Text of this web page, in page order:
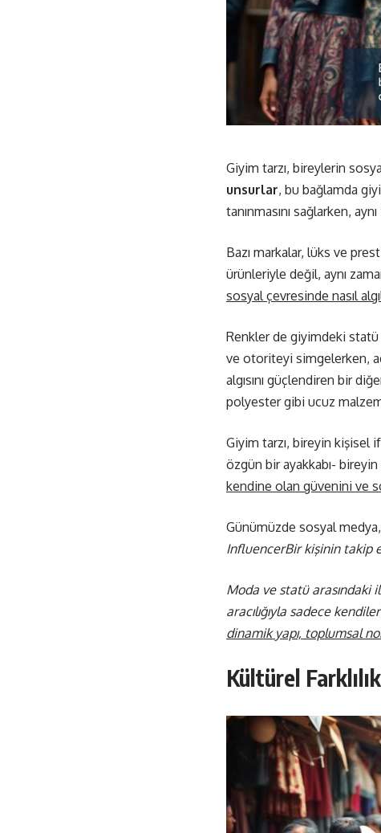
Giyim tarzı, bireylerin
unsurlar, bu bağlamda
tanınmasını sağlarken,
Bazı markalar, lüks ve
ürünleriyle değil, aynı
sosyal çevresinde nasıl
Renkler de giyimdeki statü
ve otoriteyi simgelerken,
algısını güçlendiren bir
polyester gibi ucuz
Giyim tarzı, bireyin kişisel
özgün bir ayakkabı-
kendine olan güvenini ve
Günümüzde sosyal
InfluencerBir kişinin takip
Moda ve statü arasındaki
aracılığıyla sadece
dinamik yapı, toplumsal
Kültürel